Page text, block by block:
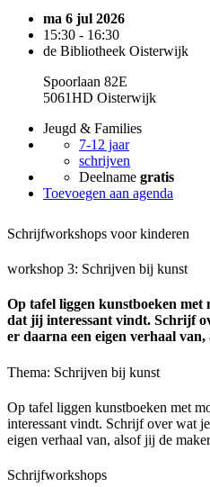
ma 6 jul 2026
15:30 - 16:30
de Bibliotheek Oisterwijk
Spoorlaan 82E
5061HD Oisterwijk
Jeugd & Families
7-12 jaar
schrijven
Deelname gratis
Toevoegen aan agenda
Schrijfworkshops voor kinderen
workshop 3: Schrijven bij kunst
Op tafel liggen kunstboeken
dat jij interessant vindt. Schrijf
er daarna een eigen verhaal
Thema: Schrijven bij kunst
Op tafel liggen kunstboeken met
interessant vindt. Schrijf over wat
eigen verhaal van, alsof jij de
Schrijfworkshops